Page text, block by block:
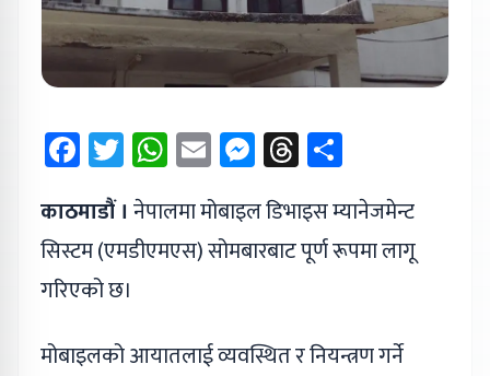
Facebook
Twitter
WhatsApp
EmailMessenger
Threads
काठमाडौं । नेपालमा मोबाइल डिभाइस म्यानेजमेन्ट
सिस्टम (एमडीएमएस) सोमबारबाट पूर्ण रूपमा लागू
गरिएको छ।
मोबाइलको आयातलाई व्यवस्थित र नियन्त्रण गर्ने